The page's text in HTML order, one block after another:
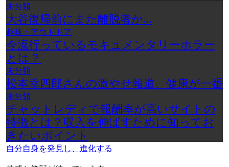
未分類
大谷復帰前にまた離脱者か…
趣味・アウトドア
今流行っているモキュメンタリーホラー
とは？
未分類
松本幸四郎さんの激やせ報道、健康が一番
未分類
チャットレディで報酬率が高いサイトの
特徴とは？収入を伸ばすために知ってお
きたいポイント
自分自身を発見し、進化する